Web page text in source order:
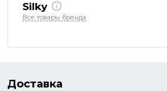
Silky
Все товары бренда
Доставка